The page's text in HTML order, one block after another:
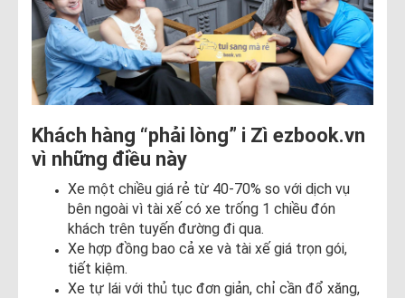
Khách hàng “phải lòng” i Zì ezbook.vn
vì những điều này
Xe một chiều giá rẻ từ 40-70% so với dịch vụ
bên ngoài vì tài xế có xe trống 1 chiều đón
khách trên tuyến đường đi qua.
Xe hợp đồng bao cả xe và tài xế giá trọn gói,
tiết kiệm.
Xe tự lái với thủ tục đơn giản, chỉ cần đổ xăng,